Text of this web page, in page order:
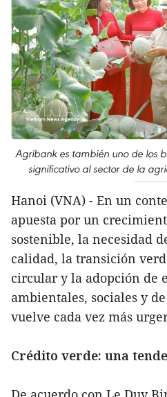
Agribank es también uno de los
significativo al sector de la
Hanoi (VNA) - En un
apuesta por un
sostenible, la necesidad
calidad, la transición
circular y la adopción de
ambientales, sociales y
vuelve cada vez más
Crédito verde: una